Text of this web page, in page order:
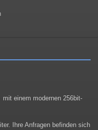
einem modernen 256bit-
Ihre Anfragen befinden sich